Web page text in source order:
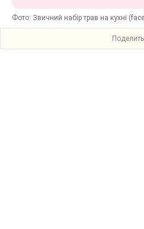
Фото: Звичний набір трав на кухні